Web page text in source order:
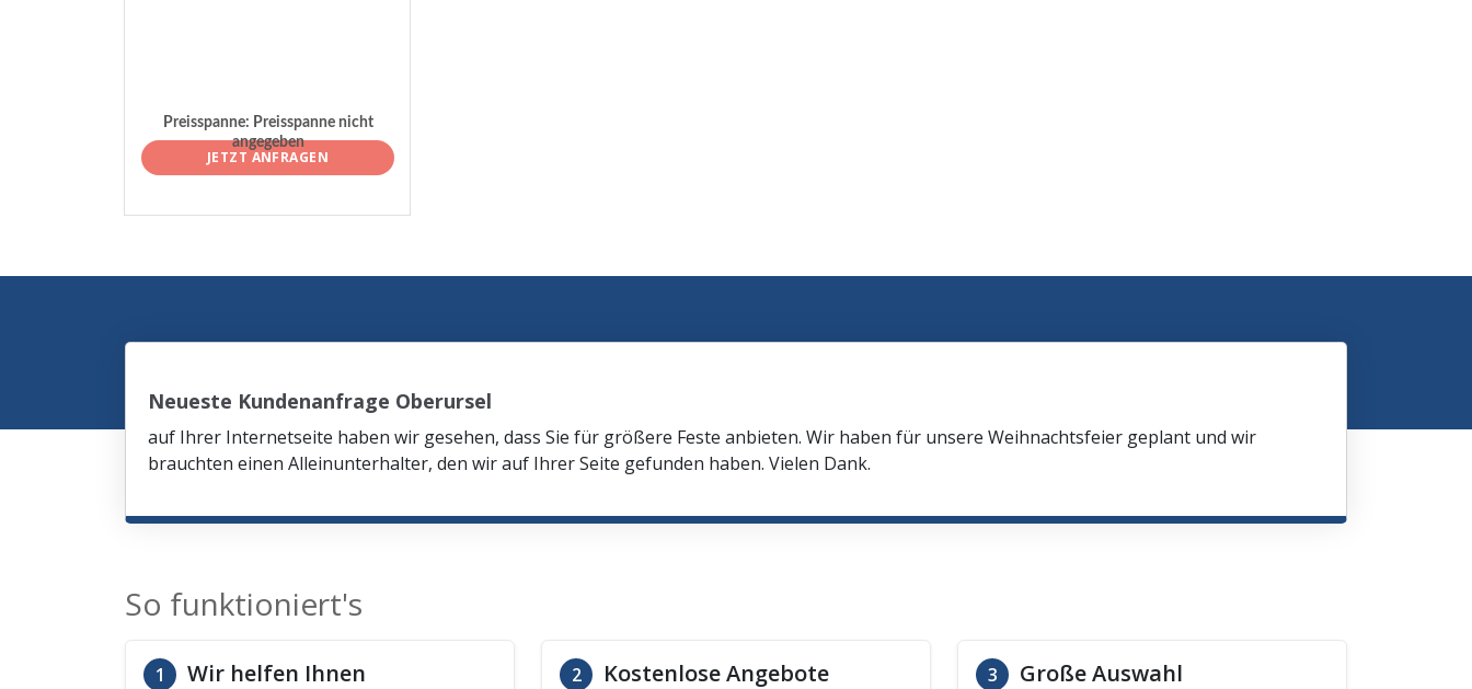
Preisspanne: Preisspanne nicht
angegeben
JETZT ANFRAGEN
Neueste Kundenanfrage Oberursel
auf Ihrer Internetseite haben wir gesehen, dass Sie für größere Feste anbieten. Wir haben für unsere Weihnachtsfeier geplant und wir
brauchten einen Alleinunterhalter, den wir auf Ihrer Seite gefunden haben. Vielen Dank.
So funktioniert's
1 Wir helfen Ihnen 2 Kostenlose Angebote 3 Große Auswahl